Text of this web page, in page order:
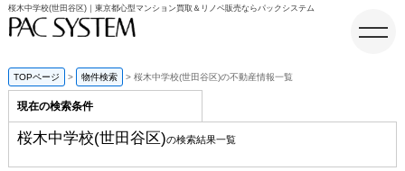
桜木中学校(世田谷区)｜東京都心型マンション買取＆リノベ販売ならパックシステム
TOPページ 物件検索 桜木中学校(世田谷区)の不動産情報一覧
現在の検索条件
桜木中学校(世田谷区)の検索結果一覧